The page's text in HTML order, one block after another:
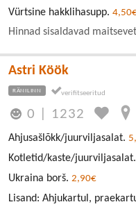
Vürtsine hakklihasupp.
Hinnad sisaldavad
Astri Köök
RÄNILINN
0 1232
Ahjusašlõkk/juurviljasalat.
Kotletid/kaste/juurviljasalat.
Ukraina borš. 2,90€
Lisand: Ahjukartul,